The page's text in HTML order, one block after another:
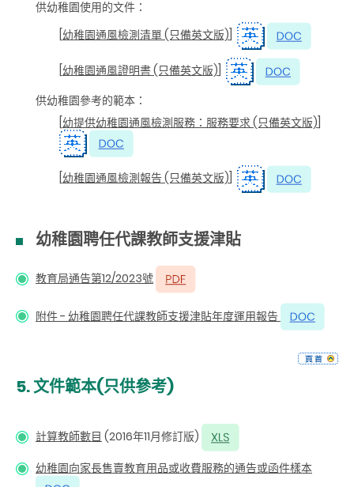
供幼稚園使用的文件：
幼稚園通風檢測清單 (只備英文版)
幼稚園通風證明書 (只備英文版)
供幼稚園參考的範本：
幼提供幼稚園通風檢測服務：服務要求 (只備英文版)
幼稚園通風檢測報告 (只備英文版)
幼稚園聘任代課教師支援津貼
教育局通告第12/2023號
附件 - 幼稚園聘任代課教師支援津貼年度運用報告
5.文件範本(只供參考)
計算教師數目 (2016年11月修訂版)
幼稚園向家長售賣教育用品或收費服務的通告或函件樣本